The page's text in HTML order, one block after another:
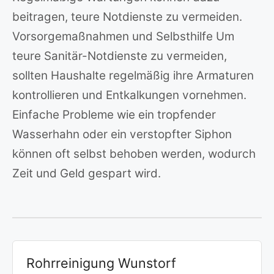
beitragen, teure Notdienste zu vermeiden.
Vorsorgemaßnahmen und Selbsthilfe Um
teure Sanitär-Notdienste zu vermeiden,
sollten Haushalte regelmäßig ihre Armaturen
kontrollieren und Entkalkungen vornehmen.
Einfache Probleme wie ein tropfender
Wasserhahn oder ein verstopfter Siphon
können oft selbst behoben werden, wodurch
Zeit und Geld gespart wird.
Rohrreinigung Wunstorf